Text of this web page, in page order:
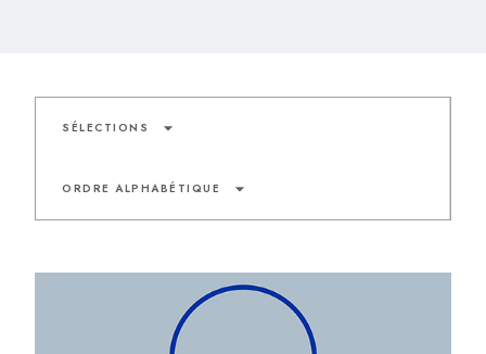
SÉLECTIONS arrow_drop_down
ORDRE ALPHABÉTIQUE arrow_drop_down